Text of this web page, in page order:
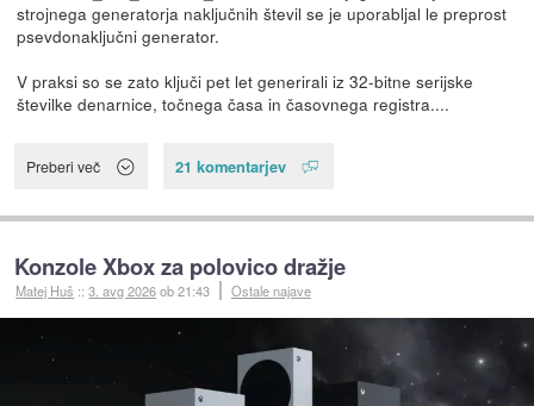
strojnega generatorja naključnih števil se je uporabljal le preprost
psevdonaključni generator.
V praksi so se zato ključi pet let generirali iz 32-bitne serijske
številke denarnice, točnega časa in časovnega registra....
Preberi več 21 komentarjev
Konzole Xbox za polovico dražje
Matej Huš ::3. avg 2026ob 21:43 Ostale najave